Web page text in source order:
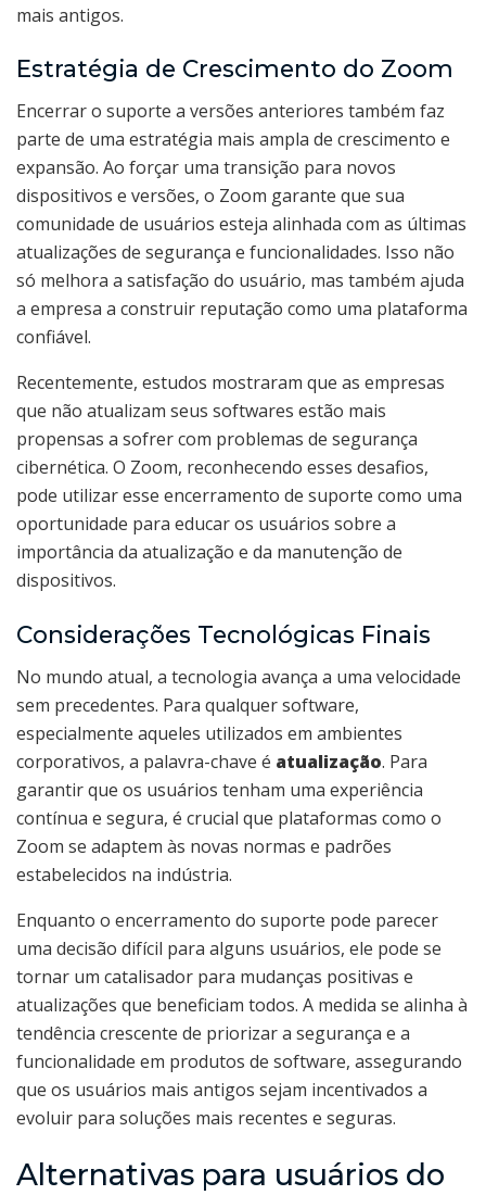
mais antigos.
Estratégia de Crescimento do Zoom
Encerrar o suporte a versões anteriores também faz
parte de uma estratégia mais ampla de crescimento e
expansão. Ao forçar uma transição para novos
dispositivos e versões, o Zoom garante que sua
comunidade de usuários esteja alinhada com as últimas
atualizações de segurança e funcionalidades. Isso não
só melhora a satisfação do usuário, mas também ajuda
a empresa a construir reputação como uma plataforma
confiável.
Recentemente, estudos mostraram que as empresas
que não atualizam seus softwares estão mais
propensas a sofrer com problemas de segurança
cibernética. O Zoom, reconhecendo esses desafios,
pode utilizar esse encerramento de suporte como uma
oportunidade para educar os usuários sobre a
importância da atualização e da manutenção de
dispositivos.
Considerações Tecnológicas Finais
No mundo atual, a tecnologia avança a uma velocidade
sem precedentes. Para qualquer software,
especialmente aqueles utilizados em ambientes
corporativos, a palavra-chave é atualização. Para
garantir que os usuários tenham uma experiência
contínua e segura, é crucial que plataformas como o
Zoom se adaptem às novas normas e padrões
estabelecidos na indústria.
Enquanto o encerramento do suporte pode parecer
uma decisão difícil para alguns usuários, ele pode se
tornar um catalisador para mudanças positivas e
atualizações que beneficiam todos. A medida se alinha à
tendência crescente de priorizar a segurança e a
funcionalidade em produtos de software, assegurando
que os usuários mais antigos sejam incentivados a
evoluir para soluções mais recentes e seguras.
Alternativas para usuários do